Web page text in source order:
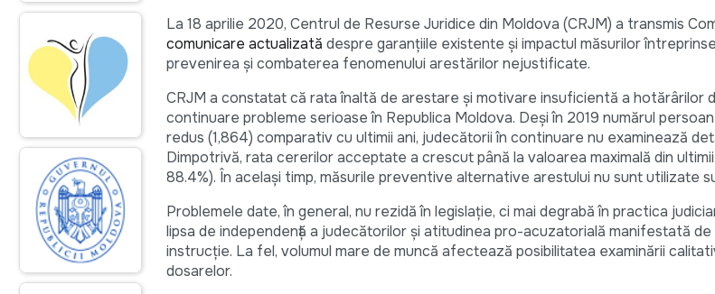
La 18 aprilie 2020, Centrul de Resurse Juridice din Moldova (CRJM) a transmis
comunicare actualizată despre garanțiile existente și impactul măsurilor
prevenirea și combaterea fenomenului arestărilor nejustificate.
CRJM a constatat că rata înaltă de arestare și motivare insuficientă a hotărârilor
continuare probleme serioase în Republica Moldova. Deși în 2019 numărul
redus (1,864) comparativ cu ultimii ani, judecătorii în continuare nu examinează
Dimpotrivă, rata cererilor acceptate a crescut până la valoarea maximală din ultimii
88.4%). În același timp, măsurile preventive alternative arestului nu sunt utilizate
Problemele date, în general, nu rezidă în legislație, ci mai degrabă în practica
lipsa de independență a judecătorilor și atitudinea pro-acuzatorială manifestată
instrucție. La fel, volumul mare de muncă afectează posibilitatea examinării
dosarelor.